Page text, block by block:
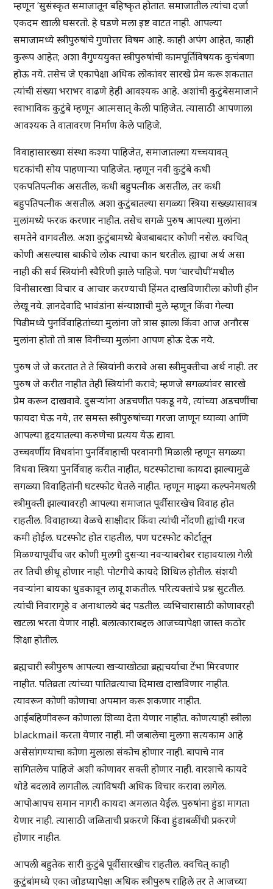
म्हणून ‘सुसंस्कृत समाजातून बहिष्कृत होतात. समाजातील त्यांचा दर्जा
एकदम खाली घसरतो. हे घडणे मला इष्ट वाटत नाही. आपल्या
समाजामध्ये स्त्रीपुरुषांचे गुणोत्तर विषम आहे. काही अपंग आहेत, काही
कुरूप आहेत; अशा वैगुण्ययुक्त स्त्रीपुरुषांची कामपूर्तिविषयक कुचंबणा
होऊ नये. तसेच जे एकापेक्षा अधिक लोकांवर सारखे प्रेम करू शकतात
त्यांची संख्या भराभर वाढणे हेही आवश्यक आहे. अशांची कुटुंबेसमाजाने
स्वाभाविक कुटुंबे म्हणून आत्मसात् केली पाहिजेत. त्यासाठी आपणाला
आवश्यक ते वातावरण निर्माण केले पाहिजे.
विवाहासारख्या संस्था कश्या पाहिजेत, समाजातल्या यच्चयावत्
घटकांची सोय पाहणार्‍या पाहिजेत. म्हणून नवी कुटुंबे कधी
एकपतिपत्नीक असतील, कधी बहुपत्नीक असतील, तर कधी
बहुपतिपत्नीक असतील. अशा कुटुंबातल्या सगळ्या स्त्रिया सख्ख्यासावत्र
मुलांमध्ये फरक करणार नाहीत. तसेच सगळे पुरुष आपल्या मुलांना
समतेने वागवतील. अशा कुटुंबामध्ये बेजबाबदार कोणी नसेल. क्वचित्
कोणी असल्यास बाकीचे लोक त्याचा कान धरतील. ह्याचा अर्थ असा
नाही की सर्व स्त्रियांनी स्वैरिणी झाले पाहिजे. पण ‘चारचौघी’मधील
विनीसारखा विचार व आचार करण्याची हिंमत दाखविणारीला कोणी हीन
लेखू नये. ज्ञानदेवादि भावंडांना संन्याशाची मुले म्हणून किंवा गेल्या
पिढीमध्ये पुनर्विवाहितांच्या मुलांना जो त्रास झाला किंवा आज अनौरस
मुलांना होतो तो त्रास विनीच्या मुलांना आपण होऊ देऊ नये.
पुरुष जे जे करतात ते ते स्त्रियांनी करावे असा स्त्रीमुक्तीचा अर्थ नाही. तर
पुरुष जे करीत नाहीत तेही स्त्रियांनी करावे; म्हणजे सगळ्यांवर सारखे
प्रेम करून दाखवावे. दुसर्‍यांना अडचणीत पकडू नये, त्यांच्या अडचणींचा
फायदा घेऊ नये, तर समस्त स्त्रीपुरुषांच्या गरजा जाणून घ्याव्या आणि
आपल्या हृदयातल्या करुणेचा प्रत्यय येऊ द्यावा.
उच्चवर्णीय विधवांना पुनर्विवाहाची परवानगी मिळाली म्हणून सगळ्या
विधवा स्त्रिया पुनर्विवाह करीत नाहीत, घटस्फोटाचा कायदा झाल्यामुळे
सगळ्या विवाहितांनी घटस्फोट घेतले नाहीत. म्हणून माझ्या कल्पनेमधली
स्त्रीमुक्ती झाल्यावरही आपल्या समाजात पूर्वीसारखेच विवाह होत
राहतील. विवाहाच्या वेळचे साक्षीदार किंवा त्यांची नोंदणी ह्यांची गरज
कमी होईल. घटस्फोट होत राहतील, पण घटस्फोट कोर्टातून
मिळण्यापूर्वीच जर कोणी मुलगी दुसर्‍या नवर्‍याबरोबर राहावयाला गेली
तर तिची छीथू होणार नाही. पोटगीचे कायदे शिथिल होतील. संशयी
नवर्‍यांना बायका धुडकावून लावू शकतील. परित्यक्तांचे प्रश्न सुटतील.
त्यांची निवारागृहे व अनाथालये बंद पडतील. व्यभिचारासाठी कोणावरही
खटला भरता येणार नाही. बलात्काराबद्दल आजच्यापेक्षा जास्त कठोर
शिक्षा होतील.
ब्रह्मचारी स्त्रीपुरुष आपल्या खर्‍याखोट्या ब्रह्मचर्याचा टेंभा मिरवणार
नाहीत. पतिव्रता त्यांच्या पातिव्रत्याचा दिमाख दाखविणार नाहीत.
त्यावरून कोणी कोणाचा अपमान करू शकणार नाहीत.
आईबहिणीवरून कोणाला शिव्या देता येणार नाहीत. कोणत्याही स्त्रीला
blackmail करता येणार नाही. मी जबालेचा मुलगा सत्यकाम आहे
असेसांगण्याचा कोणा मुलाला संकोच होणार नाही. बापाचे नाव
सांगितलेच पाहिजे अशी कोणावर सक्ती होणार नाही. वारशाचे कायदे
थोडे बदलावे लागतील. त्यांविषयी अधिक विचार करावा लागेल.
आपोआपच समान नागरी कायदा अमलात येईल. पुरुषांना हुंडा मागता
येणार नाही. त्यासाठी जळिताची प्रकरणे किंवा हुंडाबळींची प्रकरणे
होणार नाहीत.
आपली बहुतेक सारी कुटुंबे पूर्वीसारखीच राहतील. क्वचित् काही
कुटुंबांमध्ये एका जोडप्यापेक्षा अधिक स्त्रीपुरुष राहिले तर ते आजच्या